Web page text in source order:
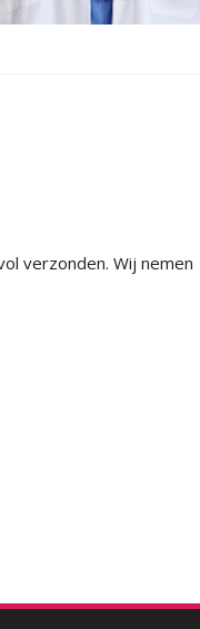
verzonden. Wij nemen